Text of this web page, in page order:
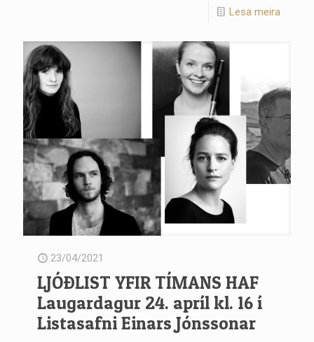
Lesa meira
23/04/2021
LJÓÐLIST YFIR TÍMANS HAF
Laugardagur 24. apríl kl. 16 í
Listasafni Einars Jónssonar